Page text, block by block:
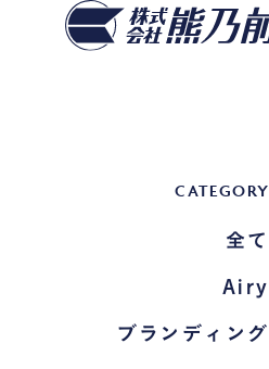
CATEGORY
全て
Airy
ブランディング